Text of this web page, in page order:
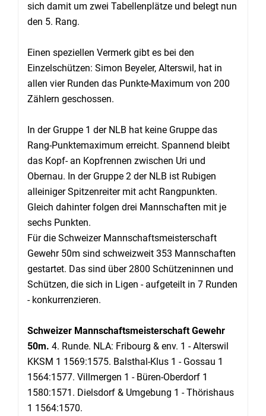
sich damit um zwei Tabellenplätze und belegt nun
den 5. Rang.
Einen speziellen Vermerk gibt es bei den
Einzelschützen: Simon Beyeler, Alterswil, hat in
allen vier Runden das Punkte-Maximum von 200
Zählern geschossen.
In der Gruppe 1 der NLB hat keine Gruppe das
Rang-Punktemaximum erreicht. Spannend bleibt
das Kopf- an Kopfrennen zwischen Uri und
Obernau. In der Gruppe 2 der NLB ist Rubigen
alleiniger Spitzenreiter mit acht Rangpunkten.
Gleich dahinter folgen drei Mannschaften mit je
sechs Punkten.
Für die Schweizer Mannschaftsmeisterschaft
Gewehr 50m sind schweizweit 353 Mannschaften
gestartet. Das sind über 2800 Schützeninnen und
Schützen, die sich in Ligen - aufgeteilt in 7 Runden
- konkurrenzieren.
Schweizer Mannschaftsmeisterschaft Gewehr
50m. 4. Runde. NLA: Fribourg & env. 1 - Alterswil
KKSM 1 1569:1575. Balsthal-Klus 1 - Gossau 1
1564:1577. Villmergen 1 - Büren-Oberdorf 1
1580:1571. Dielsdorf & Umgebung 1 - Thörishaus
1 1564:1570.